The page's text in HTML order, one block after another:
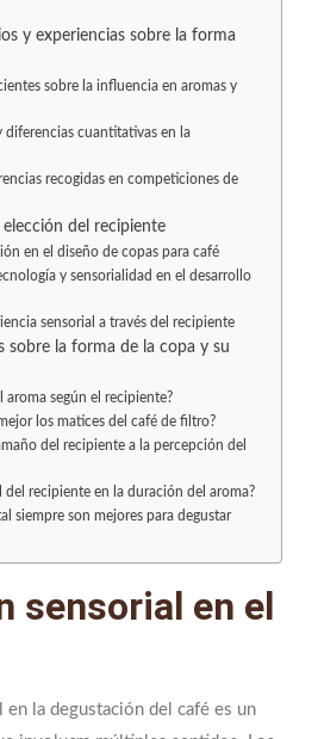
y experiencias sobre la forma
sobre la influencia en aromas y
diferencias cuantitativas en la
recogidas en competiciones de
del recipiente
en el diseño de copas para café
y sensorialidad en el desarrollo
sensorial a través del recipiente
sobre la forma de la copa y su
aroma según el recipiente?
los matices del café de filtro?
del recipiente a la percepción del
del recipiente en la duración del aroma?
siempre son mejores para degustar
sensorial en el
en la degustación del café es un